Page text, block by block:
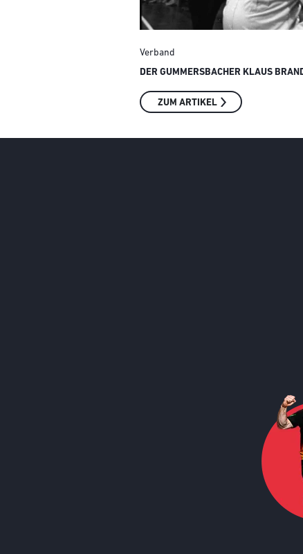
Verband
DER GUMMERSBACHER KLAUS
ZUM ARTIKEL